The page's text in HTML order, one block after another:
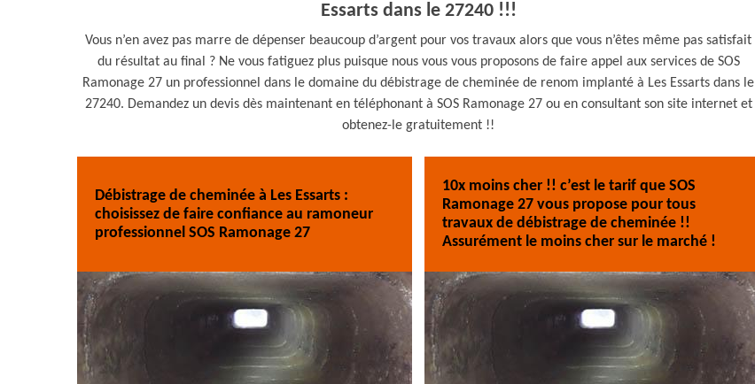
Essarts dans le 27240 !!!
Vous n’en avez pas marre de dépenser beaucoup d’argent pour vos travaux alors que vous n’êtes même pas satisfait
du résultat au final ? Ne vous fatiguez plus puisque nous vous vous proposons de faire appel aux services de SOS
Ramonage 27 un professionnel dans le domaine du débistrage de cheminée de renom implanté à Les Essarts dans le
27240. Demandez un devis dès maintenant en téléphonant à SOS Ramonage 27 ou en consultant son site internet et
obtenez-le gratuitement !!
Débistrage de cheminée à Les Essarts :
choisissez de faire confiance au ramoneur
professionnel SOS Ramonage 27
10x moins cher !! c’est le tarif que SOS
Ramonage 27 vous propose pour tous
travaux de débistrage de cheminée !!
Assurément le moins cher sur le marché !